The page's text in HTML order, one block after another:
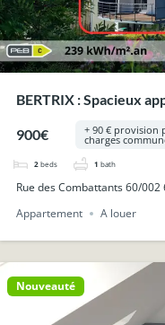
BERTRIX : Spacieux
900€
+ 90 € provision
charges
2 beds 1 bath
Rue des Combattants 60/002
Appartement
A louer
Nouveauté